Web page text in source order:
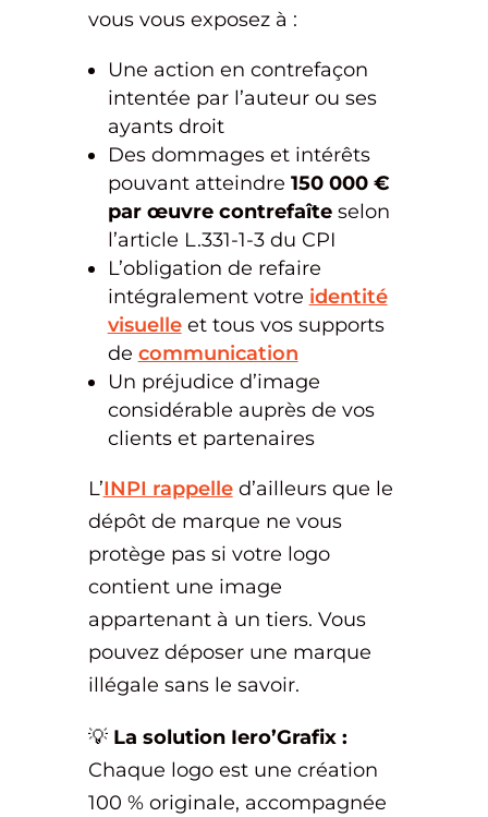
vous vous exposez à :
Une action en contrefaçon
intentée par l’auteur ou ses
ayants droit
Des dommages et intérêts
pouvant atteindre 150 000 €
par œuvre contrefaîteselon
l’article L.331-1-3 du CPI
L’obligation de refaire
intégralement votre identité
visuelleet tous vos supports
de communication
Un préjudice d’image
considérable auprès de vos
clients et partenaires
L’INPI rappelled’ailleurs que le
dépôt de marque ne vous
protège pas si votre logo
contient une image
appartenant à un tiers. Vous
pouvez déposer une marque
illégale sans le savoir.
💡 La solution Iero’Grafix :
Chaque logo est une création
100 % originale, accompagnée